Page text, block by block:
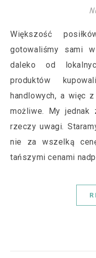
Większość posiłków tym razem w Malezji
gotowaliśmy sami
daleko od
produktów
handlowych, a więc
możliwe. My jednak
rzeczy uwagi.
nie za wszelką
tańszymi cenami